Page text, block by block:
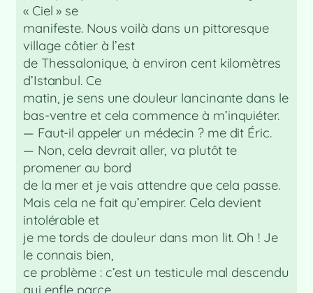
« Ciel » se
manifeste. Nous voilà dans un pittoresque
village côtier à l’est
de Thessalonique, à environ cent kilomètres
d’Istanbul. Ce
matin, je sens une douleur lancinante dans le
bas-ventre et cela commence à m’inquiéter.
— Faut-il appeler un médecin ? me dit Éric.
— Non, cela devrait aller, va plutôt te
promener au bord
de la mer et je vais attendre que cela passe.
Mais cela ne fait qu’empirer. Cela devient
intolérable et
je me tords de douleur dans mon lit. Oh ! Je
le connais bien,
ce problème : c’est un testicule mal descendu
qui enfle parce